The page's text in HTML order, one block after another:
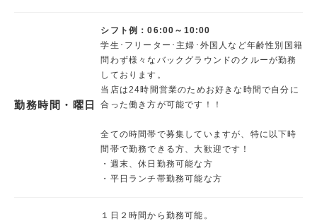
勤務時間・曜日
シフト例：06:00～10:00
学生･フリーター･主婦･外国人など年齢性別国籍
問わず様々なバックグラウンドのクルーが勤務
しております。
当店は24時間営業のためお好きな時間で自分に
合った働き方が可能です！！
全ての時間帯で募集していますが、特に以下時
間帯で勤務できる方、大歓迎です！
・週末、休日勤務可能な方
・平日ランチ帯勤務可能な方
１日２時間から勤務可能。